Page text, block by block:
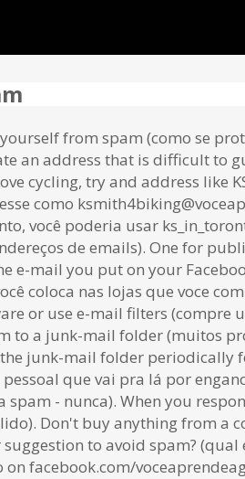
from spam (como se
an address that is difficult to
cycling, try and address like
como
você poderia usar
de emails). One for
mail you put on your
coloca nas lojas que voce
or use e-mail filters
to a junk-mail folder (muitos
junk-mail folder periodically
que vai pra lá por
- nunca). When you
Don't buy anything from a
to avoid spam?
facebook.com/